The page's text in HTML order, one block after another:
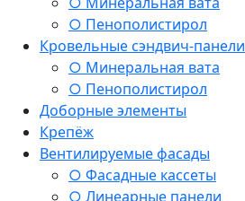
○ Пенополистирол
Кровельные сэндвич-панели
○ Минеральная вата
○ Пенополистирол
Доборные элементы
Крепёж
Вентилируемые фасады
○ Фасадные кассеты
○ Линеарные панели